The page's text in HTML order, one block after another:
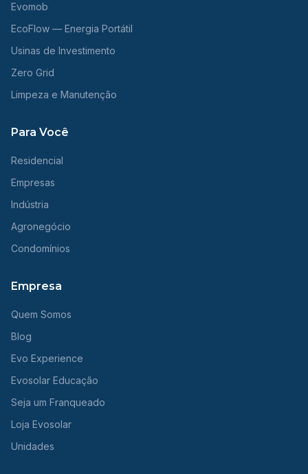
Evomob
EcoFlow — Energia Portátil
Usinas de Investimento
Zero Grid
Limpeza e Manutenção
Para Você
Residencial
Empresas
Indústria
Agronegócio
Condomínios
Empresa
Quem Somos
Blog
Evo Experience
Evosolar Educação
Seja um Franqueado
Loja Evosolar
Unidades